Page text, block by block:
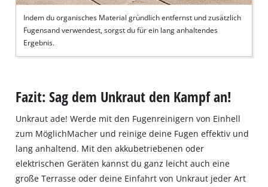
Indem du organisches Material gründlich entfernst und zusätzlich
Fugensand verwendest, sorgst du für ein lang anhaltendes
Ergebnis.
Fazit: Sag dem Unkraut den Kampf an!
Unkraut ade! Werde mit den Fugenreinigern von Einhell
zum MöglichMacher und reinige deine Fugen effektiv und
lang anhaltend. Mit den akkubetriebenen oder
elektrischen Geräten kannst du ganz leicht auch eine
große Terrasse oder deine Einfahrt von Unkraut jeder Art